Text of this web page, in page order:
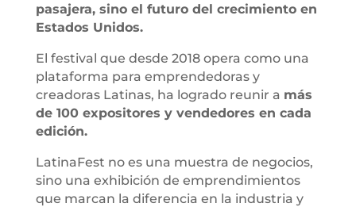
pasajera, sino el futuro del crecimiento en
Estados Unidos.
El festival que desde 2018 opera como una
plataforma para emprendedoras y
creadoras Latinas, ha logrado reunir a más
de 100 expositores y vendedores en cada
edición.
LatinaFest no es una muestra de negocios,
sino una exhibición de emprendimientos
que marcan la diferencia en la industria y